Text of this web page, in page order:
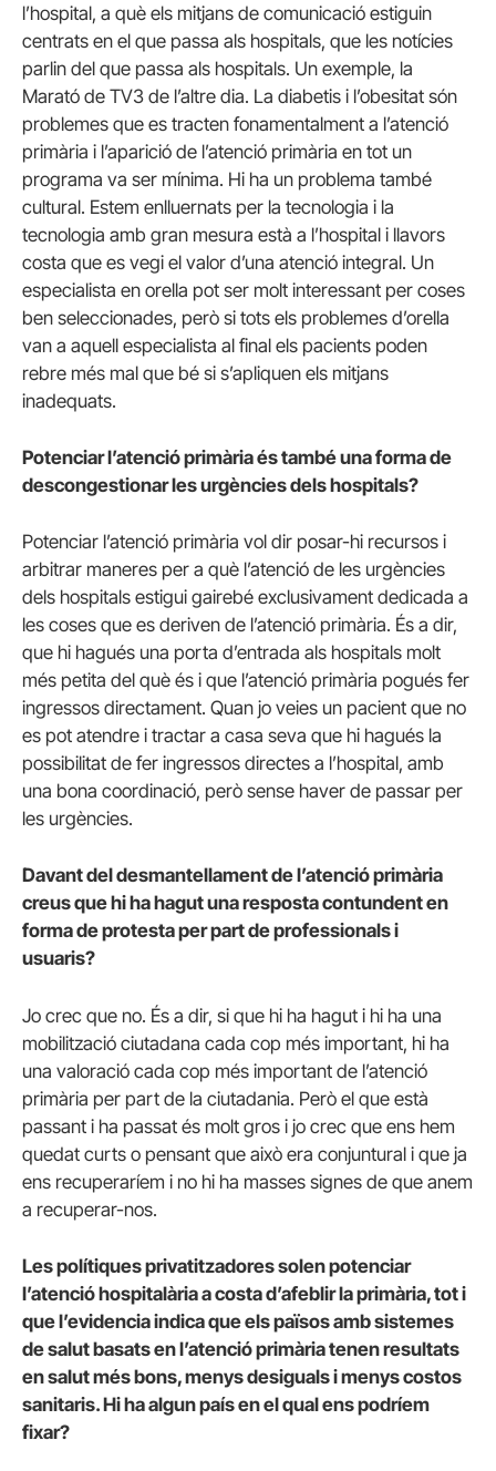
l’hospital, a què els mitjans de comunicació estiguin
centrats en el que passa als hospitals, que les notícies
parlin del que passa als hospitals. Un exemple, la
Marató de TV3 de l’altre dia. La diabetis i l’obesitat són
problemes que es tracten fonamentalment a l’atenció
primària i l’aparició de l’atenció primària en tot un
programa va ser mínima. Hi ha un problema també
cultural. Estem enlluernats per la tecnologia i la
tecnologia amb gran mesura està a l’hospital i llavors
costa que es vegi el valor d’una atenció integral. Un
especialista en orella pot ser molt interessant per coses
ben seleccionades, però si tots els problemes d’orella
van a aquell especialista al final els pacients poden
rebre més mal que bé si s’apliquen els mitjans
inadequats.
Potenciar l’atenció primària és també una forma de
descongestionar les urgències dels hospitals?
Potenciar l’atenció primària vol dir posar-hi recursos i
arbitrar maneres per a què l’atenció de les urgències
dels hospitals estigui gairebé exclusivament dedicada a
les coses que es deriven de l’atenció primària. És a dir,
que hi hagués una porta d’entrada als hospitals molt
més petita del què és i que l’atenció primària pogués fer
ingressos directament. Quan jo veies un pacient que no
es pot atendre i tractar a casa seva que hi hagués la
possibilitat de fer ingressos directes a l’hospital, amb
una bona coordinació, però sense haver de passar per
les urgències.
Davant del desmantellament de l’atenció primària
creus que hi ha hagut una resposta contundent en
forma de protesta per part de professionals i
usuaris?
Jo crec que no. És a dir, si que hi ha hagut i hi ha una
mobilització ciutadana cada cop més important, hi ha
una valoració cada cop més important de l’atenció
primària per part de la ciutadania. Però el que està
passant i ha passat és molt gros i jo crec que ens hem
quedat curts o pensant que això era conjuntural i que ja
ens recuperaríem i no hi ha masses signes de que anem
a recuperar-nos.
Les polítiques privatitzadores solen potenciar
l’atenció hospitalària a costa d’afeblir la primària, tot i
que l’evidencia indica que els països amb sistemes
de salut basats en l’atenció primària tenen resultats
en salut més bons, menys desiguals i menys costos
sanitaris. Hi ha algun país en el qual ens podríem
fixar?